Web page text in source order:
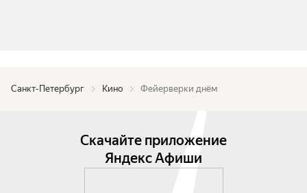
Санкт-Петербург Кино Фейерверки днём
Скачайте приложение
Яндекс Афиши